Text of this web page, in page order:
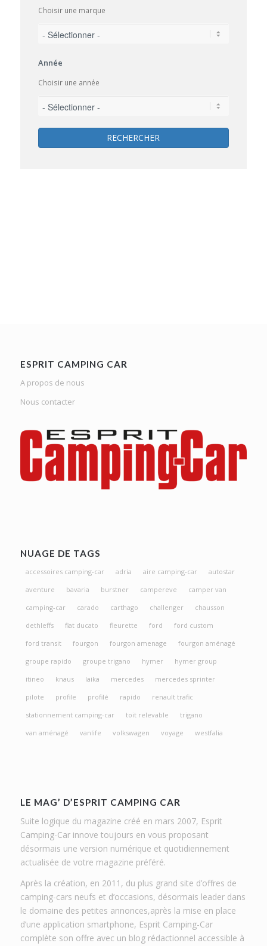
Choisir une marque
Année
Choisir une année
RECHERCHER
ESPRIT CAMPING CAR
A propos de nous
Nous contacter
NUAGE DE TAGS
accessoires camping-car adria aire camping-car
autostar
aventure
bavaria burstner campereve
camper van
camping-car
carado carthago challenger
chausson
dethleffs
fiat ducato fleurette ford
ford custom
ford transit
fourgon fourgon amenage
fourgon aménagé
groupe rapido
groupe trigano hymer
hymer group
itineo
knaus laika mercedes
mercedes sprinter
pilote
profile profilé rapido
renault trafic
stationnement camping-car
toit relevable
trigano
van aménagé
vanlife volkswagen voyage westfalia
LE MAG’ D’ESPRIT CAMPING CAR
Suite logique du magazine créé en mars 2007, Esprit
Camping-Car innove toujours en vous proposant
désormais une version numérique et quotidiennement
actualisée de votre magazine préféré.
Après la création, en 2011, du plus grand site d’offres de
camping-cars neufs et d’occasions, désormais leader dans
le domaine des petites annonces,après la mise en place
d’une application smartphone, Esprit Camping-Car
complète son offre avec un blog rédactionnel accessible à